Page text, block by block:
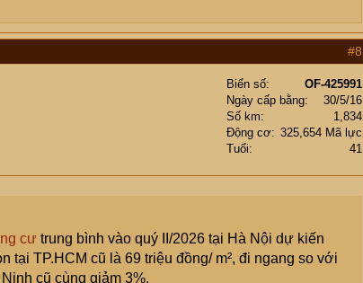
#8
Biển số
OF-425991
Ngày cấp bằng
30/5/16
Số km
1,834
Động cơ
325,654 Mã lực
Tuổi
41
cư trung bình vào quý II/2026 tại Hà Nội dự kiến
tại TP.HCM cũ là 69 triệu đồng/ m², đi ngang so với
cũ cùng giảm 3%.